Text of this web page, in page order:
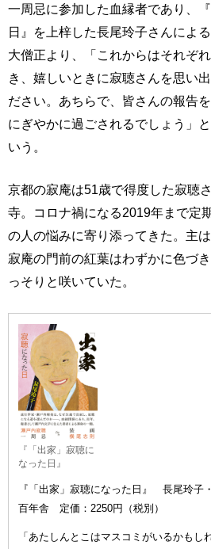
一周忌に参加した血縁者であり、
日』を上梓した長尾玲子さんによ
大僧正より、「これからはそれぞ
き、嬉しいときに寂聴さんを思い
ださい。あちらで、皆さんの報告
にぎやかに過ごされるでしょう」
いう。
京都の寂庵は51歳で得度した寂聴
寺。コロナ禍になる2019年まで定
の人の悩みに寄り添ってきた。主
寂庵の門前の紅葉はわずかに色づ
っそりと咲いていた。
『「出家」寂聴に
なった日』
『「出家」寂聴になった日』 長尾玲子
百年舎 定価：2250円（税別）
「あたしんとこはマスコミがいるかもし